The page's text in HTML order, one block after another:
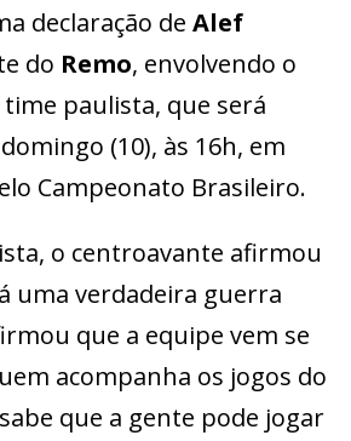
declaração de Alef
do Remo, envolvendo o
paulista, que será
(10), às 16h, em
Campeonato Brasileiro.
o centroavante afirmou
uma verdadeira guerra
que a equipe vem se
acompanha os jogos do
que a gente pode jogar